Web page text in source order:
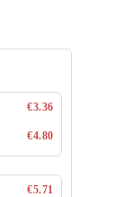
€3.36
€4.80
€5.71